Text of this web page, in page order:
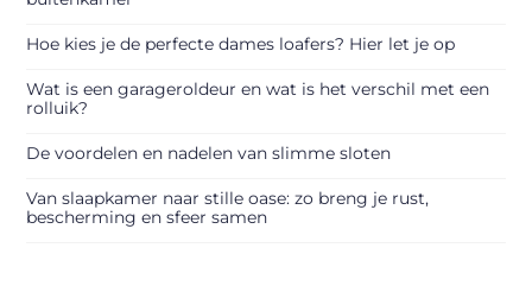
Hoe kies je de perfecte dames loafers? Hier let je op
Wat is een garageroldeur en wat is het verschil met een
rolluik?
De voordelen en nadelen van slimme sloten
Van slaapkamer naar stille oase: zo breng je rust,
bescherming en sfeer samen